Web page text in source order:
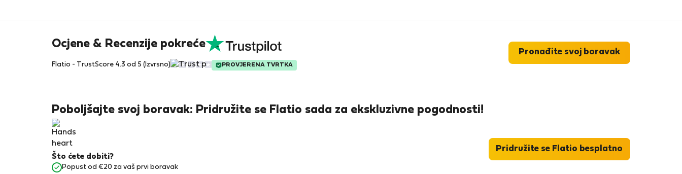
Ocjene & Recenzije pokreće
Flatio - TrustScore 4.3 od 5 (Izvrsno) PROVJERENA TVRTKA
Pronađite svoj boravak
Poboljšajte svoj boravak: Pridružite se Flatio sada za ekskluzivne pogodnosti!
Što ćete dobiti?
Popust od €20 za vaš prvi boravak
Pridružite se Flatio besplatno